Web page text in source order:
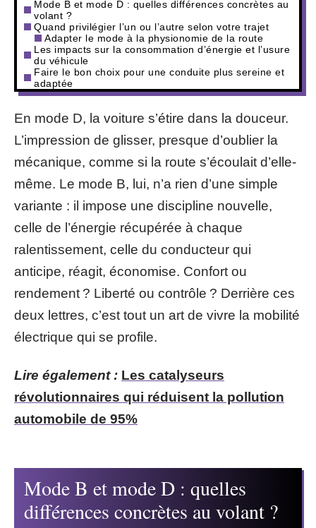
Mode B et mode D : quelles différences concrètes au
volant ?
Quand privilégier l’un ou l’autre selon votre trajet
Adapter le mode à la physionomie de la route
Les impacts sur la consommation d’énergie et l’usure
du véhicule
Faire le bon choix pour une conduite plus sereine et
adaptée
En mode D, la voiture s’étire dans la douceur.
L’impression de glisser, presque d’oublier la
mécanique, comme si la route s’écoulait d’elle-
même. Le mode B, lui, n’a rien d’une simple
variante : il impose une discipline nouvelle,
celle de l’énergie récupérée à chaque
ralentissement, celle du conducteur qui
anticipe, réagit, économise. Confort ou
rendement ? Liberté ou contrôle ? Derrière ces
deux lettres, c’est tout un art de vivre la mobilité
électrique qui se profile.
Lire également : Les catalyseurs
révolutionnaires qui réduisent la pollution
automobile de 95%
Mode B et mode D : quelles
différences concrètes au volant ?